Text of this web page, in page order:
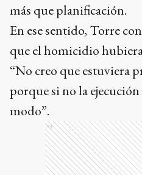
más que planificación.
En ese sentido, Torre
que el homicidio
“No creo que estuviera
porque si no la
modo”.
Ads